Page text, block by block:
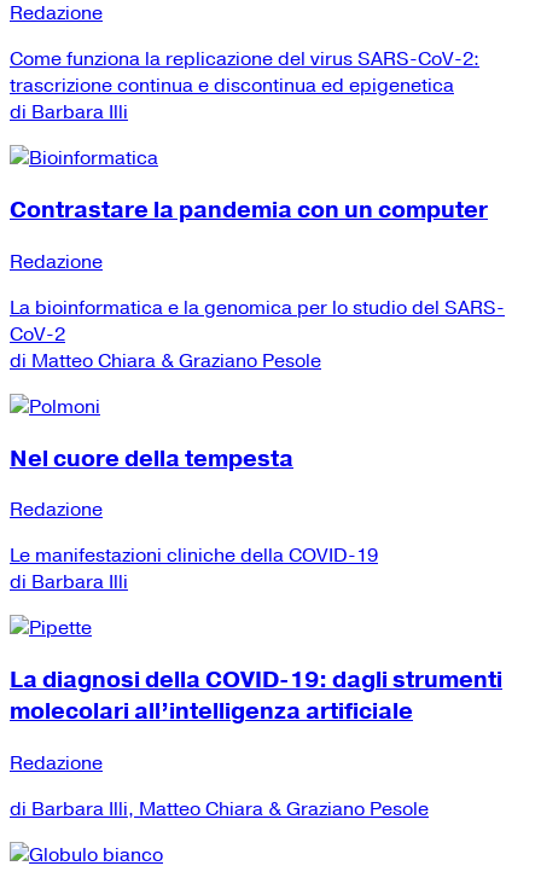
Redazione
Come funziona la replicazione del virus SARS-CoV-2:
trascrizione continua e discontinua ed epigenetica
di Barbara Illi
Contrastare la pandemia con un computer
Redazione
La bioinformatica e la genomica per lo studio del SARS-
CoV-2
di Matteo Chiara & Graziano Pesole
Nel cuore della tempesta
Redazione
Le manifestazioni cliniche della COVID-19
di Barbara Illi
La diagnosi della COVID-19: dagli strumenti
molecolari all’intelligenza artificiale
Redazione
di Barbara Illi, Matteo Chiara & Graziano Pesole